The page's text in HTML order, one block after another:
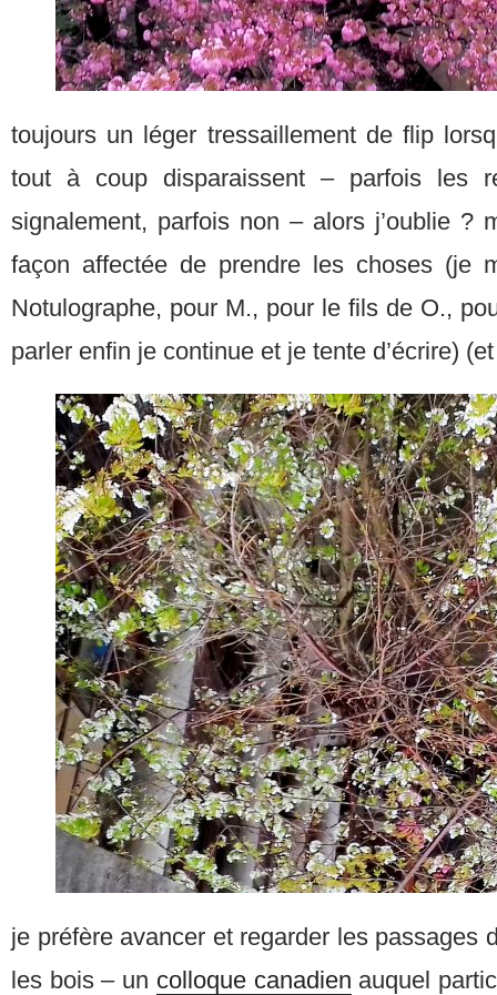
toujours un léger tressaillement de flip
tout à coup disparaissent – parfois les
signalement, parfois non – alors j’oublie ?
façon affectée de prendre les choses (je
Notulographe, pour M., pour le fils de O.,
parler enfin je continue et je tente d’écrire)
je préfère avancer et regarder les passages
les bois – un colloque canadien auquel